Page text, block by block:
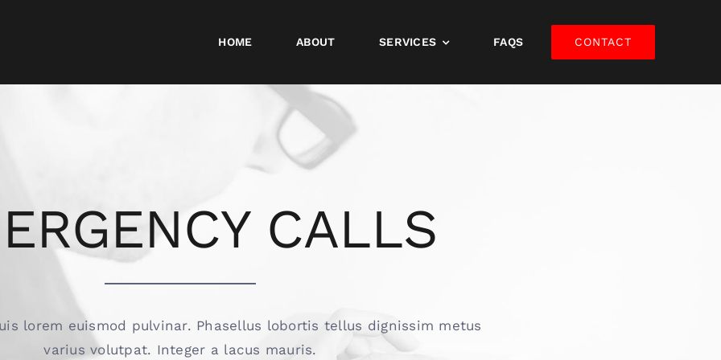
HOME ABOUT SERVICES FAQS CONTACT
CALLS
lorem euismod pulvinar. Phasellus lobortis tellus dignissim metus
varius volutpat. Integer a lacus mauris.